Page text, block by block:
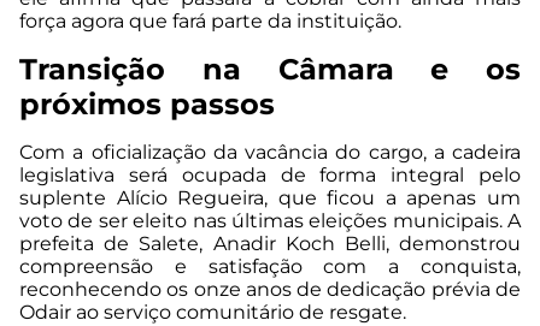
força agora que fará parte da instituição.
Transição na Câmara e os
próximos passos
Com a oficialização da vacância do cargo, a cadeira
legislativa será ocupada de forma integral pelo
suplente Alício Regueira, que ficou a apenas um
voto de ser eleito nas últimas eleições municipais. A
prefeita de Salete, Anadir Koch Belli, demonstrou
compreensão e satisfação com a conquista,
reconhecendo os onze anos de dedicação prévia de
Odair ao serviço comunitário de resgate.